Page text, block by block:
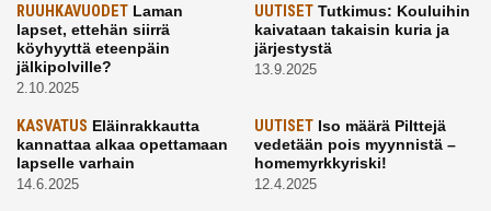
RUUHKAVUODET Laman
lapset, ettehän siirrä
köyhyyttä eteenpäin
jälkipolville?
2.10.2025
UUTISETTutkimus: Kouluihin
kaivataan takaisin kuria ja
järjestystä
13.9.2025
KASVATUS Eläinrakkautta
kannattaa alkaa opettamaan
lapselle varhain
14.6.2025
UUTISETIso määrä Pilttejä
vedetään pois myynnistä –
homemyrkkyriski!
12.4.2025